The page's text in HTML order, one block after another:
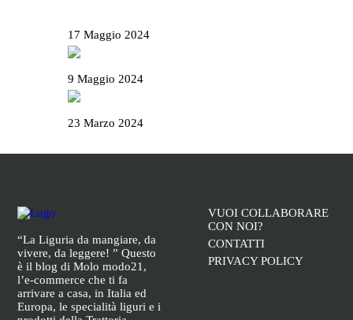
17 Maggio 2024
9 Maggio 2024
23 Marzo 2024
“La Liguria da mangiare, da
vivere, da leggere! ” Questo
è il blog di Molo modo21,
l’e-commerce che ti fa
arrivare a casa, in Italia ed
Europa, le specialità liguri e i
VUOI COLLABORARE
CON NOI?
CONTATTI
PRIVACY POLICY